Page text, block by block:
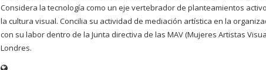
Considera la tecnología como un eje vertebrador de planteamientos
la cultura visual. Concilia su actividad de mediación artística en la
con su labor dentro de la Junta directiva de las MAV (Mujeres Artistas
Londres.